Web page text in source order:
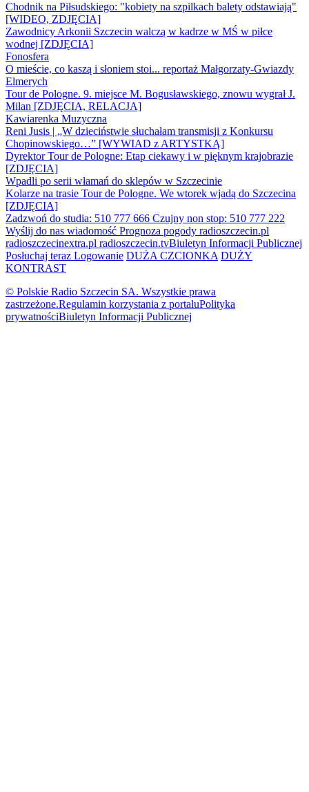
Chodnik na Piłsudskiego: "kobiety na szpilkach balety odstawiają"
[WIDEO, ZDJĘCIA]
Zawodnicy Arkonii Szczecin walczą w kadrze w MŚ w piłce
wodnej [ZDJĘCIA]
Fonosfera
O mieście, co kaszą i słoniem stoi... reportaż Małgorzaty-Gwiazdy
Elmerych
Tour de Pologne. 9. miejsce M. Bogusławskiego, znowu wygrał J.
Milan [ZDJĘCIA, RELACJA]
Kawiarenka Muzyczna
Reni Jusis | „W dzieciństwie słuchałam transmisji z Konkursu
Chopinowskiego…” [WYWIAD z ARTYSTKĄ]
Dyrektor Tour de Pologne: Etap ciekawy i w pięknym krajobrazie
[ZDJĘCIA]
Wpadli po serii włamań do sklepów w Szczecinie
Kolarze na trasie Tour de Pologne. We wtorek wjadą do Szczecina
[ZDJĘCIA]
Zadzwoń do studia: 510 777 666 Czujny non stop: 510 777 222
Wyślij do nas wiadomość Prognoza pogody radioszczecin.pl
radioszczecinextra.pl radioszczecin.tvBiuletyn Informacji Publicznej
Posłuchaj teraz Logowanie DUŻA CZCIONKA DUŻY
KONTRAST
© Polskie Radio Szczecin SA. Wszystkie prawa
zastrzeżone.Regulamin korzystania z portaluPolityka
prywatnościBiuletyn Informacji Publicznej